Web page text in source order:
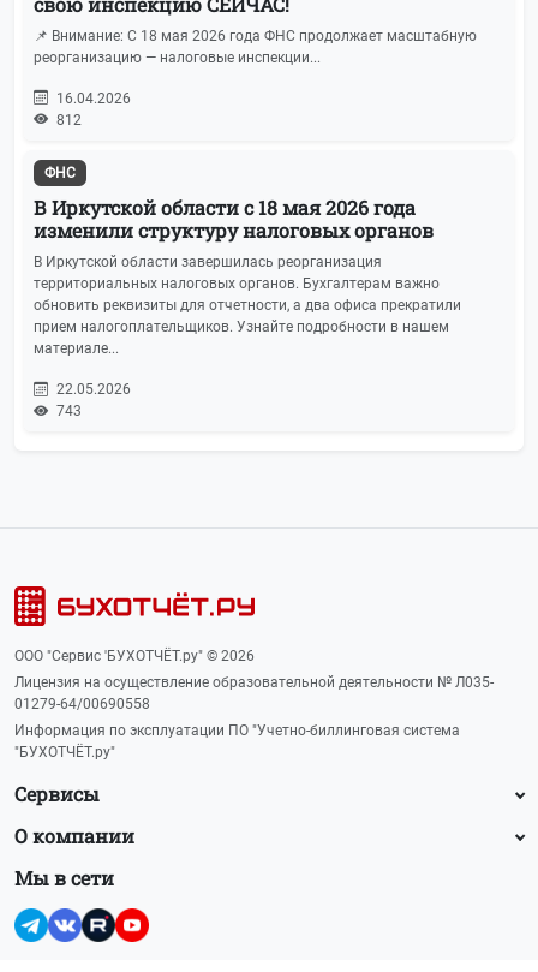
📌 Внимание: С 18 мая 2026 года ФНС продолжает масштабную
реорганизацию — налоговые инспекции...
16.04.2026
812
ФНС
В Иркутской области с 18 мая 2026 года
изменили структуру налоговых органов
В Иркутской области завершилась реорганизация
территориальных налоговых органов. Бухгалтерам важно
обновить реквизиты для отчетности, а два офиса прекратили
прием налогоплательщиков. Узнайте подробности в нашем
материале...
22.05.2026
743
ООО "Сервис 'БУХОТЧЁТ.ру" © 2026
Лицензия на осуществление образовательной деятельности № Л035-
01279-64/00690558
Информация по эксплуатации ПО "Учетно-биллинговая система
"БУХОТЧЁТ.ру"
Сервисы
О компании
Мы в сети